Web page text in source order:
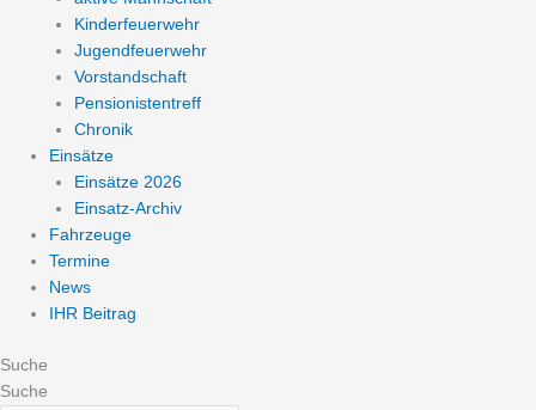
Kinderfeuerwehr
Jugendfeuerwehr
Vorstandschaft
Pensionistentreff
Chronik
Einsätze
Einsätze 2026
Einsatz-Archiv
Fahrzeuge
Termine
News
IHR Beitrag
Suche
Suche